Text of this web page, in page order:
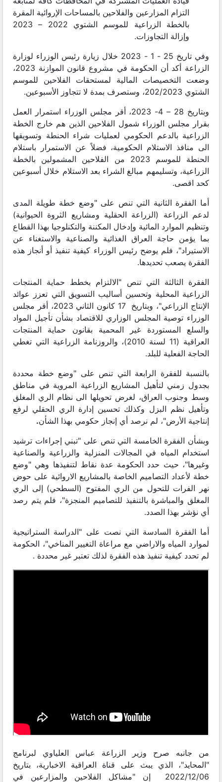
التزام المزارعين والفلاحين بالمساحات الإروائية المقرة
بالخطة الزراعية للموسم الشتوي 2022 – 2023
وإزالة التجاوزات.
وفي تاريخ 25 - 1 - 2023 خلال زيارة رئيس الوزراء لوزارة
الزراعة أكد أن الحكومة في مشروع قانون الموازنة 2023،
وضعت التخصيصات المالية لمستحقات الفلاحين للموسم
الشتوي 202/2023، وستصرف بمدة لا تتجاوز الأسبوعين.
وبتاريخ 28 – 4- 2023، أقر مجلس الوزراء استمرار العمل
بقرار مجلس الوزراء شمول الفلاحين الذين هم خارج الخطة
الزراعية بالدعم الحكومي لعمليات شراء الحنطة وتسويقها
الى منافذ الاستلام الحكومية، فضلاً عن الاستمرار باستلام
الحنطة للموسم 2023 من الفلاحين المشمولين بالخطة
الزراعية، وتسليمهم مبالغ الشراء بعد الاستلام خلال أسبوعين
كحد اقصى.
أما الفقرة الثانية التي تنص على "وضع خطة طويلة المدى
لدعم الزراعة (الزراعة الحقلية ومشاريع الثروة الحيوانية)
وتنظيم الموارد المائية وإدخال المكننة والتكنلوجيا بهذا القطاع
بما يؤمن حاجة العراق الغذائية والصناعية والاستغناء عن
الاستيراد"، فلم يوضح رئيس الوزراء كيفية تنفيذ أو أنجاز هذه
الفقرة يصعب تحديدها.
الفقرة الثالثة التي تنص "الالتزام بخطط حماية المنتجات
الزراعية المحلية وتحسين أساليب التسويق التي تعزز عوائد
الإنتاج الزراعي"، وبتاريخ 17 كانون الثاني 2023، أقر مجلس
الوزراء توصية المجلس الوزاري للاقتصاد بشأن تأجيل المواد
والسلع المستوردة غير المحمية بقانون حماية المنتجات
العراقية (11 لسنة 2010)، والروزنامة الزراعية التي تغطي
الحاجة الفعلية للبلد.
بالنسبة للفقرة الرابعة التي تنص على "وضع خطة محددة
بجدول زمني لتأهيل المشاريع الزراعية المروية في مناطق
وسط وجنوب العراق، لغرض تحويلها الى نظام الري المغلق
وتأهيل نظم البزل وكذلك تحسين إدارة الري الحقلي لرفع
إنتاجية الأرض"، لم نرصد أي إنجاز حكومي بهذا الشأن.
وبشأن الفقرة الخامسة التي تنص على "تبني إجراءات ترشيد
استخدام المياه في المجالات المنزلية والزراعية والصناعية
وغيرها"، حيث حدد الحكومة عدة نقاط لتنفيذها وهي "وضع
خطة لأعداد التصاميم الخاصة بالمشاريع الاروائية على حوض
نهر الفرات للتحول من الري المفتوح (السطحي) إلى الري
المغلق والمباشرة بالتنفيذ للتصاميم المنجزة"، فلم يتم رصد
أي نؤشر بهذا الصدد.
أما الفقرة السادسة التي نصت على "الدراسة الستراتيجية
لموارد المياه والاراضي مع مراعاة التغيير المناخي"، الحكومة
لم تحدد كيفية تنفيذ هذه الفقرة لذلك تعتبر غير محددة .
من جانبه صرح وزير الزراعة عباس العلياوي لبرنامج
"المحايد"، الذي يبث على قناة العراقية الاخبارية، بتاريخ
06‏/12‏/2022 إن "مشاكل الفلاحين والمزارعين في